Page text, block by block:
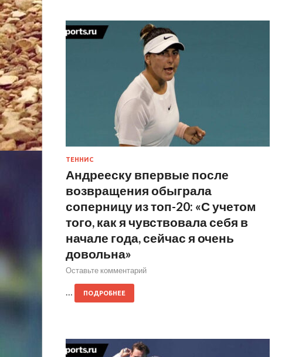
ТЕННИС
Андрееску впервые после
возвращения обыграла
соперницу из топ-20: «С учетом
того, как я чувствовала себя в
начале года, сейчас я очень
довольна»
Оставьте комментарий
… ПОДРОБНЕЕ